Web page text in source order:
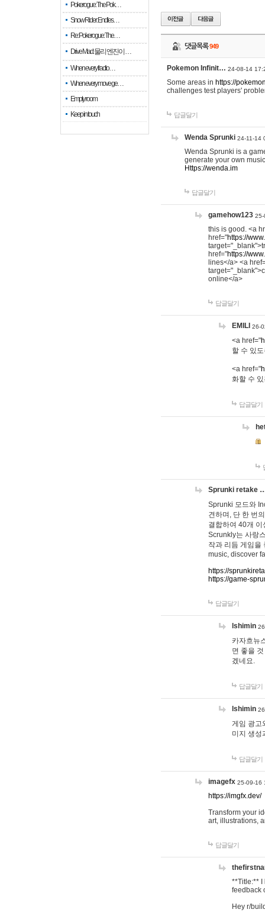
Pokerogue: The Pok…
Snow Rider: Endles…
Re: Pokerogue: The…
Drive Mad: 물리 엔진이 …
When every fractio…
When every move ge…
Empty room
Keep in touch
댓글목록949
Pokemon Infinit… 24-08-14
Some areas in https://
challenges test players'
답글달기
Wenda Sprunki 24-11-14
Wenda Sprunki is a
generate your own
Https://wenda.im
답글달기
gamehow123 25-
this is good. <a
href="https://
href="https://
lines</a> <a
online</a>
답글달기
EMILI 26-
<a href="
할 수 있
<a href="
화할 수
답글달기
Sprunki retake
Sprunki 모드와
견하며, 단 한 번
결합하여 40개
Scrunkly는 사랑
작과 리듬 게임을
music, discover
https://
https://game-
답글달기
lshimin
카자흐뉴
면 좋을
겠네요.
답글달기
lshimin
게임 광고
미지 생성
답글달기
imagefx 25-09-16
https://imgfx.dev/
Transform your
art, illustrations,
답글달기
**Title:** I
feedback
Hey r/